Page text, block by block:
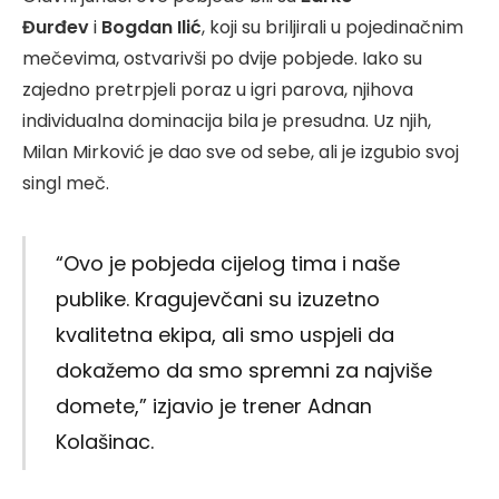
Đurđevi Bogdan Ilić, koji su briljirali u pojedinačnim
mečevima, ostvarivši po dvije pobjede. Iako su
zajedno pretrpjeli poraz u igri parova, njihova
individualna dominacija bila je presudna. Uz njih,
Milan Mirković je dao sve od sebe, ali je izgubio svoj
singl meč.
“Ovo je pobjeda cijelog tima i naše
publike. Kragujevčani su izuzetno
kvalitetna ekipa, ali smo uspjeli da
dokažemo da smo spremni za najviše
domete,” izjavio je trener Adnan
Kolašinac.